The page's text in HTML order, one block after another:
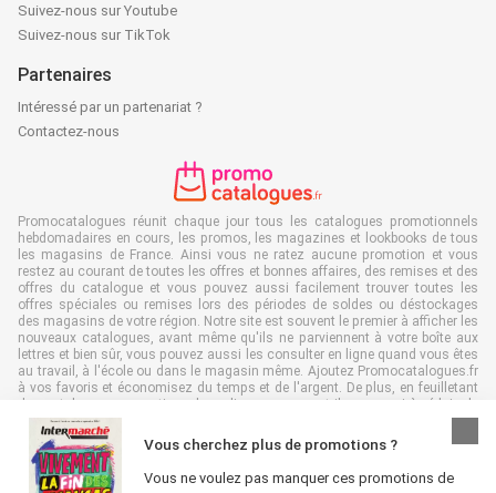
Vous cherchez plus de promotions ?
Vous ne voulez pas manquer ces promotions de
Suivez-nous sur Youtube
Suivez-nous sur TikTok
Partenaires
Intéressé par un partenariat ?
Contactez-nous
Promocatalogues réunit chaque jour tous les catalogues promotionnels
hebdomadaires en cours, les promos, les magazines et lookbooks de tous
les magasins de France. Ainsi vous ne ratez aucune promotion et vous
restez au courant de toutes les offres et bonnes affaires, des remises et des
offres du catalogue et vous pouvez aussi facilement trouver toutes les
offres spéciales ou remises lors des périodes de soldes ou déstockages
des magasins de votre région. Notre site est souvent le premier à afficher les
nouveaux catalogues, avant même qu'ils ne parviennent à votre boîte aux
lettres et bien sûr, vous pouvez aussi les consulter en ligne quand vous êtes
au travail, à l'école ou dans le magasin même. Ajoutez Promocatalogues.fr
à vos favoris et économisez du temps et de l'argent. De plus, en feuilletant
des catalogues promotionnels en ligne, vous contribuez aussi à réduire le
gaspillage de papier, ce qui est très avantageux pour l’environnement.